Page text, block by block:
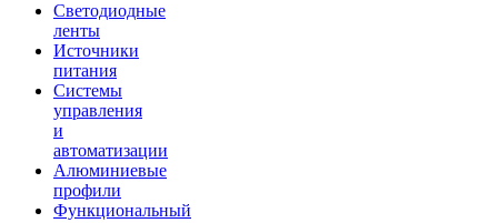
Светодиодные
ленты
Источники
питания
Системы
управления
и
автоматизации
Алюминиевые
профили
Функциональный